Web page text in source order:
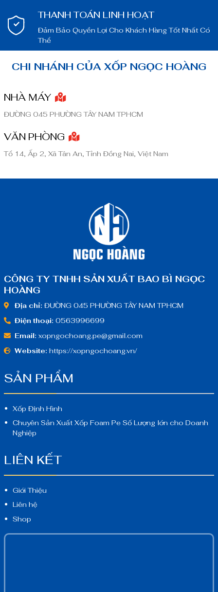
THANH TOÁN LINH HOẠT
Đảm Bảo Quyền Lợi Cho Khách Hàng Tốt Nhất Có
Thể
CHI NHÁNH CỦA XỐP NGỌC HOÀNG
NHÀ MÁY
ĐƯỜNG 045 PHƯỜNG TÂY NAM TPHCM
VĂN PHÒNG
Tổ 14, Ấp 2, Xã Tân An, Tỉnh Đồng Nai, Việt Nam
CÔNG TY TNHH SẢN XUẤT BAO BÌ NGỌC
HOÀNG
Địa chỉ: ĐƯỜNG 045 PHƯỜNG TÂY NAM TPHCM
Điện thoại: 0563996699
Email: xopngochoang.pe@gmail.com
Website: https://xopngochoang.vn/
SẢN PHẨM
Xốp Định Hình
Chuyên Sản Xuất Xốp Foam Pe Số Lượng lớn cho Doanh
Nghiệp
LIÊN KẾT
Giới Thiệu
Liên hệ
Shop